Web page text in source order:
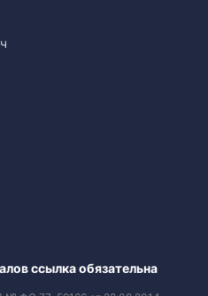
ссылка обязательна